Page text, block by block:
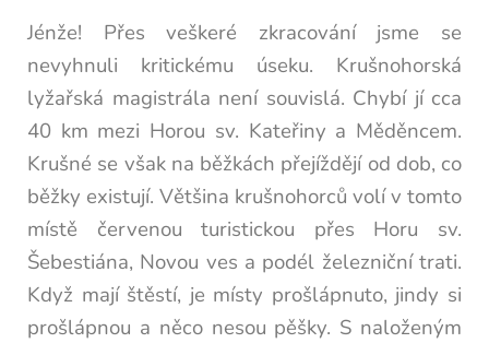
Jénže! Přes veškeré zkracování jsme se
nevyhnuli kritickému úseku. Krušnohorská
lyžařská magistrála není souvislá. Chybí jí cca
40 km mezi Horou sv. Kateřiny a Měděncem.
Krušné se však na běžkách přejíždějí od dob, co
běžky existují. Většina krušnohorců volí v tomto
místě červenou turistickou přes Horu sv.
Šebestiána, Novou ves a podél železniční trati.
Když mají štěstí, je místy prošlápnuto, jindy si
prošlápnou a něco nesou pěšky. S naloženým